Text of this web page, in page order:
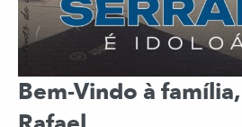
Bem-Vindo à